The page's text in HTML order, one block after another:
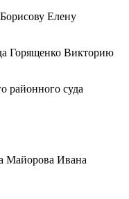
Елену
Горященко Викторию
районного суда
Майорова Ивана